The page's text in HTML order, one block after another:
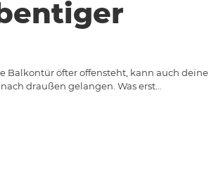
Balkontür öfter offensteht, kann auch deine
draußen gelangen. Was erst…